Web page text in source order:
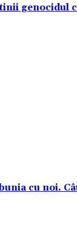
genocidul
cu noi.